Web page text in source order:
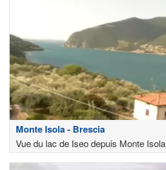
Monte Isola - Brescia
Vue du lac de Iseo depuis Monte Isola